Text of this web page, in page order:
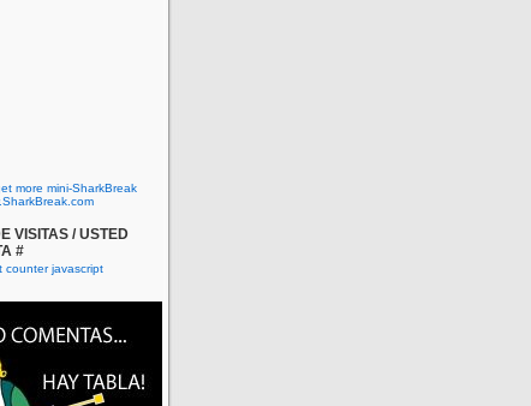
more mini-SharkBreak
VISITAS / USTED
#